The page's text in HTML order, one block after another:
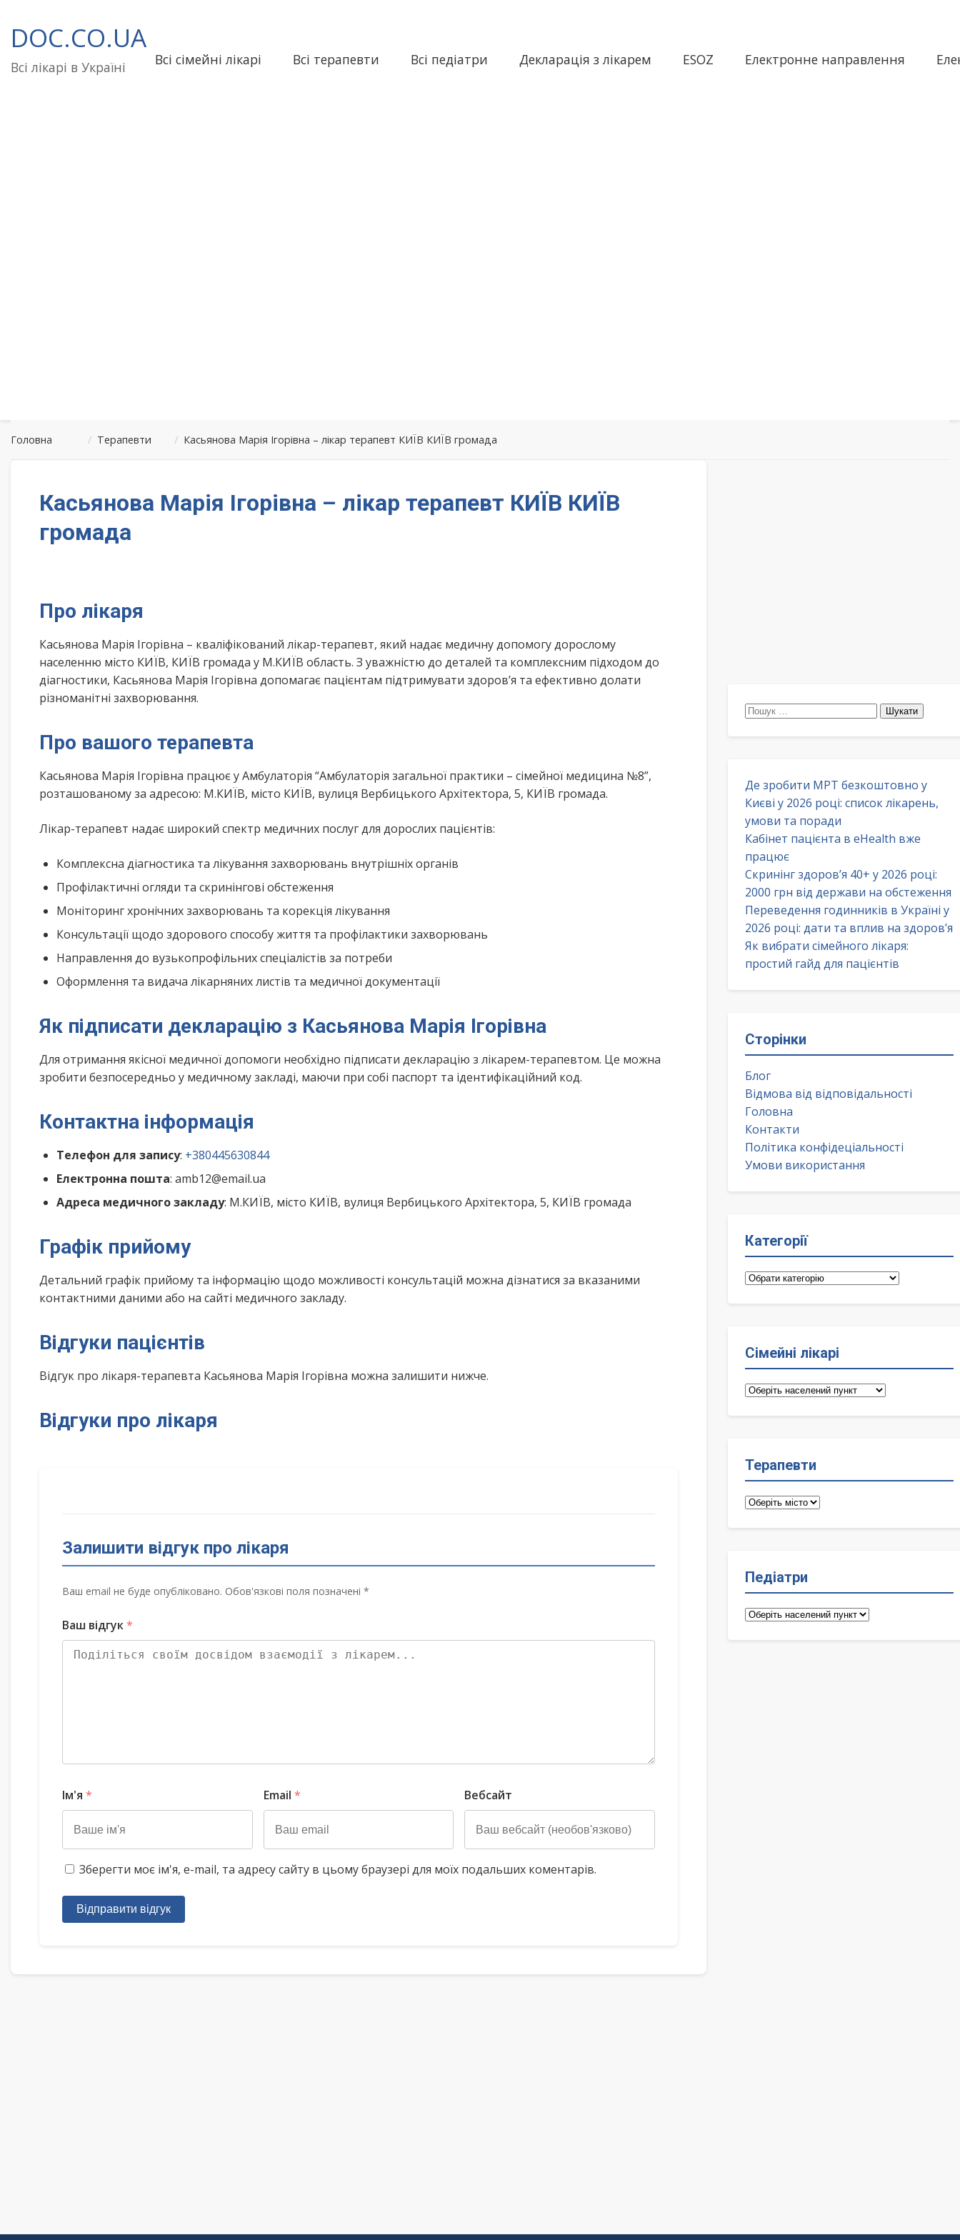
до
вмісту
DOC.CO.UA
Всі лікарі в Україні Всі сімейні лікарі Всі терапевти Всі педіатри Декларація з лікарем ESOZ Електронне направлення
Головна / Терапевти / Касьянова Марія Ігорівна – лікар терапевт КИЇВ КИЇВ громада
Касьянова Марія Ігорівна – лікар терапевт КИЇВ КИЇВ
громада
Про лікаря
Касьянова Марія Ігорівна – кваліфікований лікар-терапевт, який надає медичну допомогу дорослому
населенню місто КИЇВ, КИЇВ громада у М.КИЇВ область. З уважністю до деталей та комплексним підходом до
діагностики, Касьянова Марія Ігорівна допомагає пацієнтам підтримувати здоров’я та ефективно долати
різноманітні захворювання.
Про вашого терапевта
Касьянова Марія Ігорівна працює у Амбулаторія “Амбулаторія загальної практики – сімейної медицина №8”,
розташованому за адресою: М.КИЇВ, місто КИЇВ, вулиця Вербицького Архітектора, 5, КИЇВ громада.
Лікар-терапевт надає широкий спектр медичних послуг для дорослих пацієнтів:
Комплексна діагностика та лікування захворювань внутрішніх органів
Профілактичні огляди та скринінгові обстеження
Моніторинг хронічних захворювань та корекція лікування
Консультації щодо здорового способу життя та профілактики захворювань
Направлення до вузькопрофільних спеціалістів за потреби
Оформлення та видача лікарняних листів та медичної документації
Як підписати декларацію з Касьянова Марія Ігорівна
Для отримання якісної медичної допомоги необхідно підписати декларацію з лікарем-терапевтом. Це можна
зробити безпосередньо у медичному закладі, маючи при собі паспорт та ідентифікаційний код.
Контактна інформація
Телефон для запису: +380445630844
Електронна пошта: amb12@email.ua
Адреса медичного закладу: М.КИЇВ, місто КИЇВ, вулиця Вербицького Архітектора, 5, КИЇВ громада
Графік прийому
Детальний графік прийому та інформацію щодо можливості консультацій можна дізнатися за вказаними
контактними даними або на сайті медичного закладу.
Відгуки пацієнтів
Відгук про лікаря-терапевта Касьянова Марія Ігорівна можна залишити нижче.
Відгуки про лікаря
Залишити відгук про лікаря
Ваш email не буде опубліковано. Обов'язкові поля позначені *
Ваш відгук*
Ім'я * Email * Вебсайт
Зберегти моє ім'я, e-mail, та адресу сайту в цьому браузері для моїх подальших коментарів.
Відправити відгук
Пошук:
Де зробити МРТ безкоштовно у
Києві у 2026 році: список лікарень,
умови та поради
Кабінет пацієнта в eHealth вже
працює
Скринінг здоров’я 40+ у 2026 році:
2000 грн від держави на обстеження
Переведення годинників в Україні у
2026 році: дати та вплив на здоров’я
Як вибрати сімейного лікаря:
простий гайд для пацієнтів
Сторінки
Блог
Відмова від відповідальності
Головна
Контакти
Політика конфідеціальності
Умови використання
Категорії
Категорії
Сімейні лікарі
Сімейні
Терапевти
Терапевти
Педіатри
Педіатри